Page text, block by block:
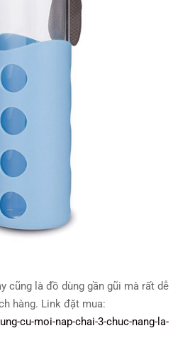
cũng là đồ dùng gần gũi mà rất dễ
hàng. Link đặt mua:
cu-moi-nap-chai-3-chuc-nang-la-